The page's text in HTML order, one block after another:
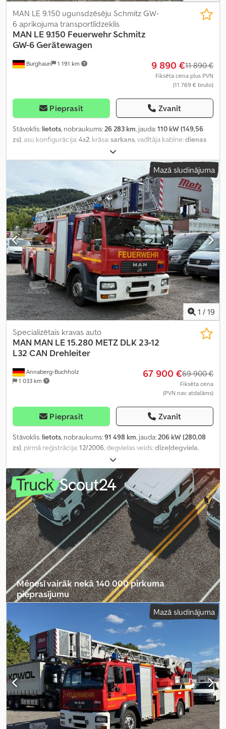
Burghaun 1 191 km
MAN LE 9.150 ugunsdzēsēju Schmitz GW-
6 aprīkojuma transportlīdzeklis
MAN LE 9.150 Feuerwehr Schmitz
GW-6 Gerätewagen
9 890 €11 890 €
Fiksēta cena plus PVN
(11 769 € bruto)
Pieprasīt Zvanīt
Stāvoklis: lietots, nobraukums: 26 283 km, jauda:110 kW (149,56
zs) , asu konfigurācija:4x2 , krāsa:sarkans , vadītāja kabīne:dienas
mehānisks
piekares sistēma:gaiss, kopējais platums:23 500 mm, kopējais
, Aprīkojums:ABS,
EBS (Elektroniskā bremžu sistēma) ,
Mazā sludinājuma
1 / 19
Annaberg-Buchholz
1 033 km
Specializētais kravas auto
MAN MAN LE 15.280 METZ DLK 23-12
L32 CAN Drehleiter
67 900 €69 900 €
Fiksēta cena
(PVN nav atdalāms)
Pieprasīt Zvanīt
Stāvoklis: lietots, nobraukums:91 498 km, jauda:206 kW (280,08
zs), pirmā reģistrācija:12/2006, degvielas veids:dīzeļdegviela,
, asu konfigurācija:
retardētājs, krāsa:sarkans, pārnesuma veids:automātisks,
emisijas klase:Euro 4, kopējais garums:10 000 mm
, kopējais
platums:2 500 mm, kopējais augstums:3 240 mm
, Ražošanas gads:
2006, Aprīkojums:ABS, gaisa kondicionēšana, kompresors,
Mēnesī vairāk nekā 140 000 pirkuma
pieprasījumu
Izvēlēties tirgotāja paketiMazā sludinājuma